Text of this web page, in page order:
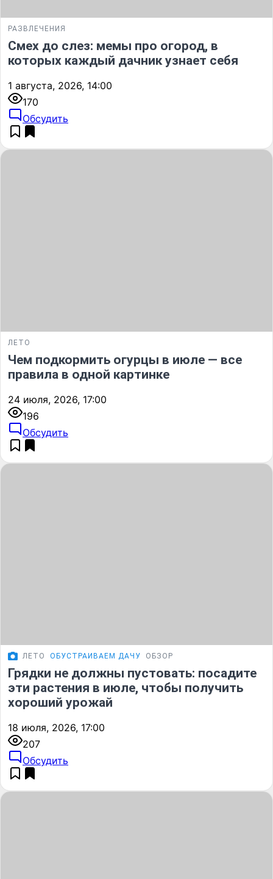
РАЗВЛЕЧЕНИЯ
Смех до слез: мемы про огород, в
которых каждый дачник узнает себя
1 августа, 2026, 14:00
170
Обсудить
ЛЕТО
Чем подкормить огурцы в июле — все
правила в одной картинке
24 июля, 2026, 17:00
196
Обсудить
ЛЕТО ОБУСТРАИВАЕМ ДАЧУ ОБЗОР
Грядки не должны пустовать: посадите
эти растения в июле, чтобы получить
хороший урожай
18 июля, 2026, 17:00
207
Обсудить